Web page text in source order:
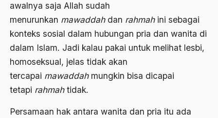
awalnya saja Allah sudah
menurunkan mawaddahdan rahmah ini sebagai
konteks sosial dalam hubungan pria dan wanita di
dalam Islam. Jadi kalau pakai untuk melihat lesbi,
homoseksual, jelas tidak akan
tercapai mawaddahmungkin bisa dicapai
tetapi rahmahtidak.
Persamaan hak antara wanita dan pria itu ada
Birokrat Islam
Birokratis
Bis Kota
bis PPD
bisri syansuri